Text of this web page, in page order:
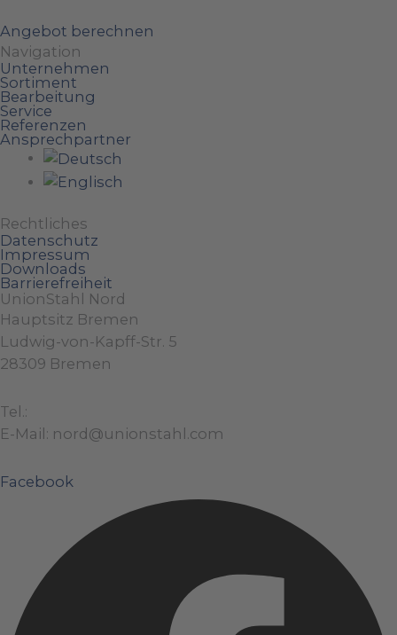
Angebot berechnen
Navigation
Unternehmen
Sortiment
Bearbeitung
Service
Referenzen
Ansprechpartner
Rechtliches
Datenschutz
Impressum
Downloads
Barrierefreiheit
UnionStahl Nord
Hauptsitz Bremen
Ludwig-von-Kapff-Str. 5
28309 Bremen
Tel.:
E-Mail: nord@unionstahl.com
Facebook